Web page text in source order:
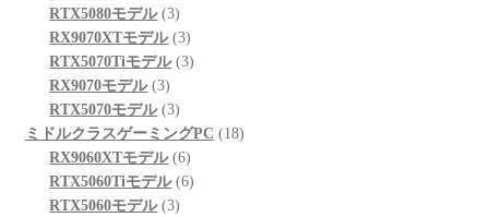
個
の
商
RTX5080モデル 33
個
の
品
RX9070XTモデル 33
個
品
RTX5070Tiモデル 33
商
品
RX9070モデル 33
個
の
商
品
RTX5070モデル 33
個
の
商
品
ミドルクラスゲーミングPC 1818
RX9060XTモデル 66
個
RTX5060Tiモデル 66
RTX5060モデル 33